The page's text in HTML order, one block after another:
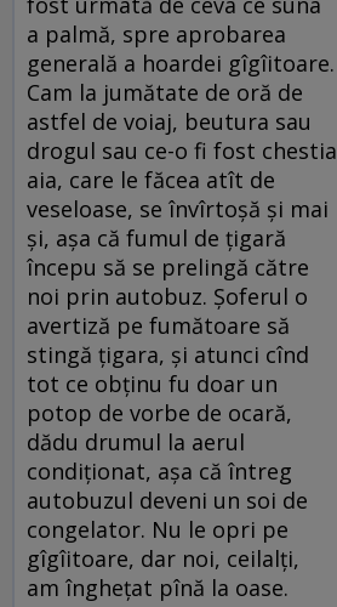
a palmă, spre aprobarea
generală a hoardei gîgîitoare.
Cam la jumătate de oră de
astfel de voiaj, beutura sau
drogul sau ce-o fi fost chestia
aia, care le făcea atît de
veseloase, se învîrtoşă şi mai
şi, aşa că fumul de ţigară
începu să se prelingă către
noi prin autobuz. Şoferul o
avertiză pe fumătoare să
stingă ţigara, şi atunci cînd
tot ce obţinu fu doar un
potop de vorbe de ocară,
dădu drumul la aerul
condiţionat, aşa că întreg
autobuzul deveni un soi de
congelator. Nu le opri pe
gîgîitoare, dar noi, ceilalţi,
am îngheţat pînă la oase.